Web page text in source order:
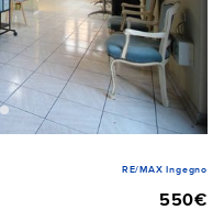
RE/MAX Ingegno
550€